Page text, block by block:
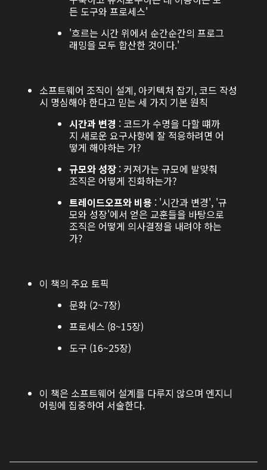
든 도구와 프로세스'
'흐르는 시간 위에서 순간순간의 프로그
래밍을 모두 합산한 것이다.'
소프트웨어 조직이 설계, 아키텍처 잡기, 코드 작성
시 명심해야 한다고 믿는 세 가지 기본 원칙
시간과 변경 : 코드가 수명을 다할 떄까
지 새로운 요구사항에 잘 적응하려면 어
떻게 해야하는 가?
규모와 성장 : 커져가는 규모에 발맞춰
조직은 어떻게 진화하는가?
트레이드오프와 비용 : '시간과 변경', '규
모와 성장'에서 얻은 교훈들을 바탕으로
조직은 어떻게 의사결정을 내려야 하는
가?
이 책의 주요 토픽
문화 (2~7장)
프로세스 (8~15장)
도구 (16~25장)
이 책은 소프트웨어 설계를 다루지 않으며 엔지니
어링에 집중하여 서술한다.